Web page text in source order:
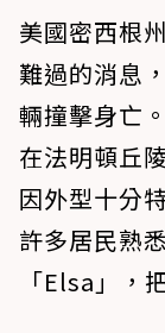
美國密西根
難過的消息
輛撞擊身亡
在法明頓丘
因外型十分
許多居民熟
「Elsa」，